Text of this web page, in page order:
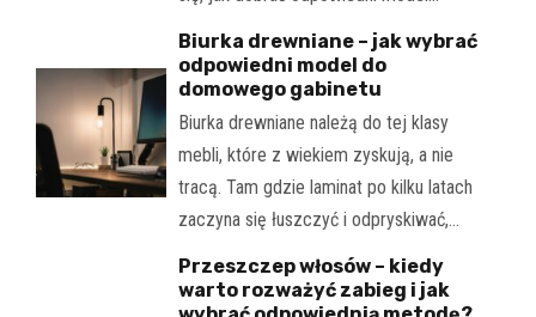
Biurka drewniane – jak wybrać
odpowiedni model do
domowego gabinetu
Biurka drewniane należą do tej klasy
mebli, które z wiekiem zyskują, a nie
tracą. Tam gdzie laminat po kilku latach
zaczyna się łuszczyć i odpryskiwać,…
Przeszczep włosów – kiedy
warto rozważyć zabieg i jak